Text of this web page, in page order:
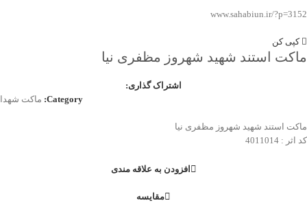
www.sahabiun.ir/?p=3152
کپی کن
ماکت استند شهید شهروز مظفری نیا
اشتراک گذاری:
Category: ماکت شهدا
ماکت استند شهید شهروز مظفری نیا
کد اثر : 4011014
افزودن به علاقه مندی
مقایسه